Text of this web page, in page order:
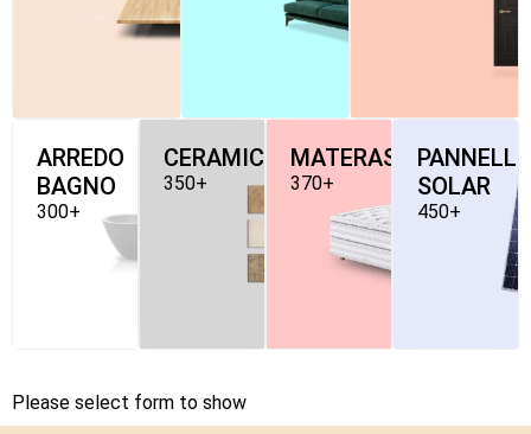
ARREDO
BAGNO
300+
CERAMICHE
350+
MATERASSI
370+
PANNELLI-
SOLAR
450+
Please select form to show